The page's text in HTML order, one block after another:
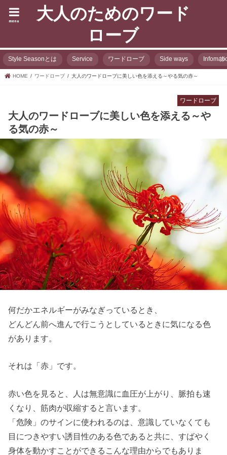
大人のためのワード
ローブ
menu
Style Seasonとは Service ワードローブ Side ways
HOME ワードローブ 大人のワードローブに美しい色を添える～やる気の赤～
ワードローブ
大人のワードローブに美しい色を添える～や
る気の赤～
何だかエネルギーがみなぎっているとき、
どんどん前へ進んで行こうとしているときに気になる色
があります。
それは「赤」です。
赤い色を見ると、人は無意識に血圧が上がり、脈拍も速
くなり、筋肉が収縮すると言います。
「危険」のサインに使われるのは、意識していなくても
目につきやすい誘目性のある色であると共に、すばやく
身体を動かすことができるこんな理由からでもありま